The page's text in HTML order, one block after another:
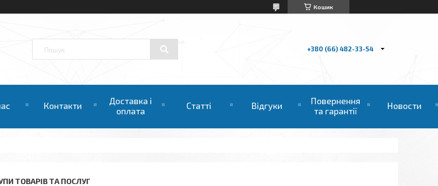
Кошик
+380 (66) 482-33-54
Контакти
Доставка і
оплата
Статті Відгуки
Повернення
та гарантії
Новости
ТОВАРІВ ТА ПОСЛУГ